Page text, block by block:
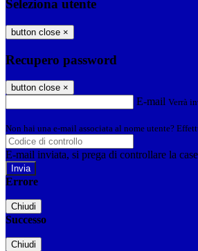
Seleziona utente
button close ×
Recupero password
button close ×
E-mail Verrà
Non hai una e-mail associata al nome utente?
E-mail inviata, si prega di controllare la
Errore
Chiudi
Successo
Chiudi